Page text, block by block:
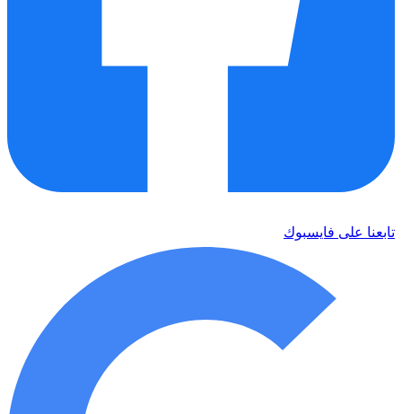
تابعنا على فايسبوك